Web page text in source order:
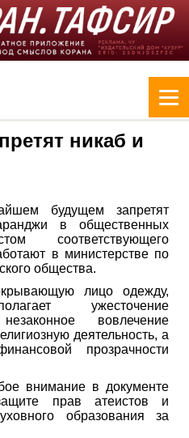
никаб и
будущем запретят
в общественных
соответствующего
в министерстве по
общества.
лицо одежду,
ужесточение
вовлечение
деятельность, а
прозрачности
внимание в документе
прав атеистов и
образования за